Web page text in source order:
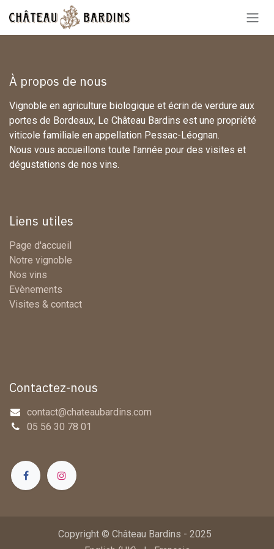
Se rendre au contenu
Liens utiles
Page d'accueil
Notre vignoble
Nos vins
Evènements
Visites & contact
À propos de nous
Vignoble en agriculture biologique et écrin de verdure aux
portes de Bordeaux, Le Château Bardins est une propriété
viticole familiale en appellation Pessac-Léognan.
Nous vous accueillons toute l'année pour des visites et
dégustations de nos vins.
Contactez-nous
contact@chateaubardins.com
05 56 30 78 01
Copyright © Château Bardins - 2025